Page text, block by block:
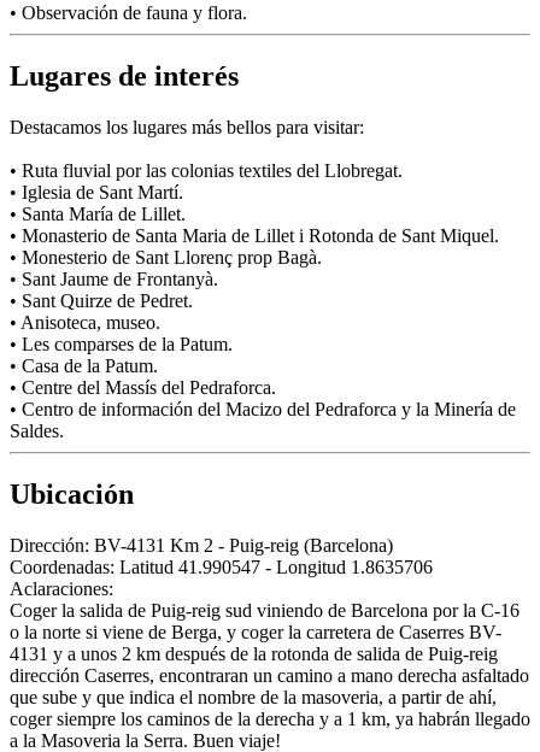
• Observación de fauna y flora.
Lugares de interés
Destacamos los lugares más bellos para visitar:
• Ruta fluvial por las colonias textiles del Llobregat.
• Iglesia de Sant Martí.
• Santa María de Lillet.
• Monasterio de Santa Maria de Lillet i Rotonda de Sant Miquel.
• Monesterio de Sant Llorenç prop Bagà.
• Sant Jaume de Frontanyà.
• Sant Quirze de Pedret.
• Anisoteca, museo.
• Les comparses de la Patum.
• Casa de la Patum.
• Centre del Massís del Pedraforca.
• Centro de información del Macizo del Pedraforca y la Minería de
Saldes.
Ubicación
Dirección: BV-4131 Km 2 - Puig-reig (Barcelona)
Coordenadas: Latitud 41.990547 - Longitud 1.8635706
Aclaraciones:
Coger la salida de Puig-reig sud viniendo de Barcelona por la C-16
o la norte si viene de Berga, y coger la carretera de Caserres BV-
4131 y a unos 2 km después de la rotonda de salida de Puig-reig
dirección Caserres, encontraran un camino a mano derecha asfaltado
que sube y que indica el nombre de la masoveria, a partir de ahí,
coger siempre los caminos de la derecha y a 1 km, ya habrán llegado
a la Masoveria la Serra. Buen viaje!